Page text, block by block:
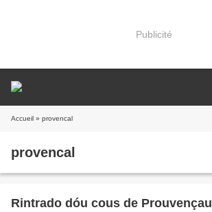
Publicité
Accueil » provencal
provencal
Rintrado dóu cous de Prouvençau